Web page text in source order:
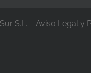
S.L. – Aviso Legal y